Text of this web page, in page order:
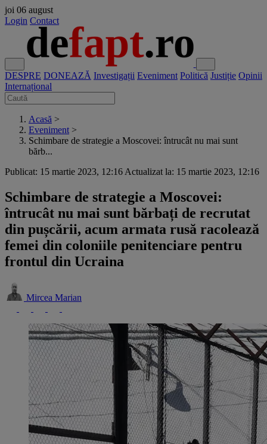
joi 06 august
Login Contact
DESPRE DONEAZĂ Investigații Eveniment Politică Justiție Opinii
Internațional
Acasă >
Eveniment >
Schimbare de strategie a Moscovei: întrucât nu mai sunt
bărb...
Publicat: 15 martie 2023, 12:16 Actualizat la: 15 martie 2023, 12:16
Schimbare de strategie a Moscovei:
întrucât nu mai sunt bărbați de recrutat
din pușcării, acum armata rusă racolează
femei din coloniile penitenciare pentru
frontul din Ucraina
Mircea Marian